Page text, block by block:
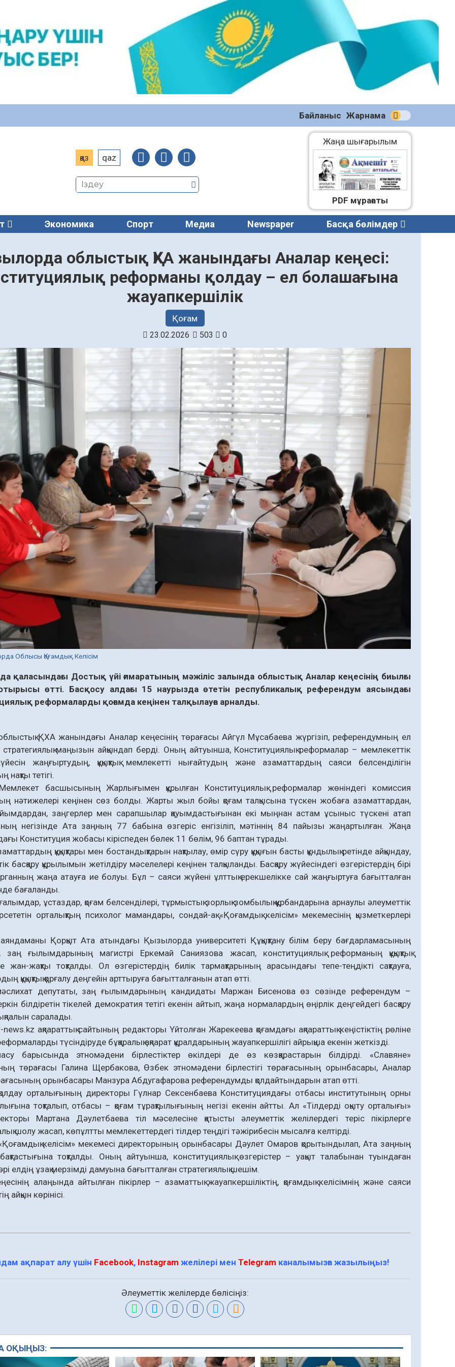
Байланыс Жарнама
қаз qaz
Жаңа шығарылым
(2271)
08.08.2026
PDF мұрағаты
Экономика Спорт Медиа Newspaper Басқа бөлімдер
облыстық ҚХА жанындағы Аналар кеңесі:
реформаны қолдау – ел болашағына
жауапкершілік
Қоғам
23.02.2026 503 0
Облысы Қоғамдық Келісім
қаласындағы Достық үйі ғимаратының мәжіліс залында облыстық Аналар кеңесінің биылғы
өтті. Басқосу алдағы 15 наурызда өтетін республикалық референдум аясындағы
реформаларды қоғамда кеңінен талқылауға арналды.
ҚХА жанындағы Аналар кеңесінің төрағасы Айгүл Мұсабаева жүргізіп, референдумның ел
стратегиялық маңызын айқындап берді. Оның айтуынша, Конституциялық реформалар – мемлекеттік
жаңғыртудың, құқықтық мемлекетті нығайтудың және азаматтардың саяси белсенділігін
нақты тетігі.
басшысының Жарлығымен құрылған Конституциялық реформалар жөніндегі комиссия
нәтижелері кеңінен сөз болды. Жарты жыл бойы қоғам талқысына түскен жобаға азаматтардан,
заңгерлер мен сарапшылар қауымдастығынан екі мыңнан астам ұсыныс түскені атап
негізінде Ата заңның 77 бабына өзгеріс енгізіліп, мәтіннің 84 пайызы жаңартылған. Жаңа
Конституция жобасы кіріспеден бөлек 11 бөлім, 96 баптан тұрады.
құқықтары мен бостандықтарын нақтылау, өмір сүру құқығын басты құндылық ретінде айқындау,
басқару құрылымын жетілдіру мәселелері кеңінен талқыланды. Басқару жүйесіндегі өзгерістердің бірі
жаңа атауға ие болуы. Бұл – саяси жүйені ұлттық ерекшелікке сай жаңғыртуға бағытталған
бағаланды.
ұстаздар, қоғам белсенділері, тұрмыстық зорлық-зомбылық құрбандарына арнаулы әлеуметтік
орталықтың психолог мамандары, сондай-ақ «Қоғамдық келісім» мекемесінің қызметкерлері
Қорқыт Ата атындағы Қызылорда университеті Құқықтану білім беру бағдарламасының
заң ғылымдарының магистрі Еркемай Саниязова жасап, конституциялық реформаның құқықтық
жан-жақты тоқталды. Ол өзгерістердің билік тармақтарының арасындағы тепе-теңдікті сақтауға,
құқықтық қорғалу деңгейін арттыруға бағытталғанын атап өтті.
депутаты, заң ғылымдарының кандидаты Маржан Бисенова өз сөзінде референдум –
білдіретін тікелей демократия тетігі екенін айтып, жаңа нормалардың өңірлік деңгейдегі басқару
саралады.
ақпараттық сайтының редакторы Үйтолған Жарекеева қоғамдағы ақпараттық кеңістіктің рөліне
түсіндіруде бұқаралық ақпарат құралдарының жауапкершілігі айрықша екенін жеткізді.
барысында этномәдени бірлестіктер өкілдері де өз көзқарастарын білдірді. «Славяне»
төрағасы Галина Щербакова, Өзбек этномәдени бірлестігі төрағасының орынбасары, Аналар
орынбасары Манзура Абдугафарова референдумды қолдайтындарын атап өтті.
орталығының директоры Гүлнар Сексенбаева Конституциядағы отбасы институтының орны
тоқталып, отбасы – қоғам тұрақтылығының негізі екенін айтты. Ал «Тілдерді оқыту орталығы»
Мартана Дәулетбаева тіл мәселесіне қатысты әлеуметтік желілердегі теріс пікірлерге
шолу жасап, көпұлтты мемлекеттердегі тілдер теңдігі тәжірибесін мысалға келтірді.
келісім» мекемесі директорының орынбасары Дәулет Омаров қорытындылап, Ата заңның
тоқталды. Оның айтуынша, конституциялық өзгерістер – уақыт талабынан туындаған
әрі елдің ұзақ мерзімді дамуына бағытталған стратегиялық шешім.
алаңында айтылған пікірлер – азаматтық жауапкершіліктің, қоғамдық келісімнің және саяси
айқын көрінісі.
ақпарат алу үшін Facebook, Instagram желілері менTelegram каналымызға жазылыңыз!
Әлеуметтік желілерде бөлісіңіз:
ОҚЫҢЫЗ: